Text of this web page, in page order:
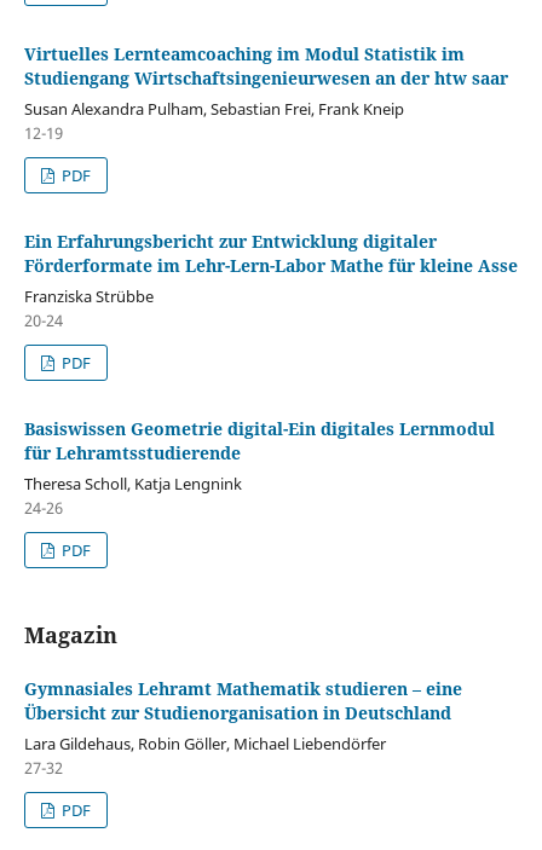
Virtuelles Lernteamcoaching im Modul Statistik im
Studiengang Wirtschaftsingenieurwesen an der htw saar
Susan Alexandra Pulham, Sebastian Frei, Frank Kneip
12-19
PDF
Ein Erfahrungsbericht zur Entwicklung digitaler
Förderformate im Lehr-Lern-Labor Mathe für kleine Asse
Franziska Strübbe
20-24
PDF
Basiswissen Geometrie digital-Ein digitales Lernmodul
für Lehramtsstudierende
Theresa Scholl, Katja Lengnink
24-26
PDF
Magazin
Gymnasiales Lehramt Mathematik studieren – eine
Übersicht zur Studienorganisation in Deutschland
Lara Gildehaus, Robin Göller, Michael Liebendörfer
27-32
PDF